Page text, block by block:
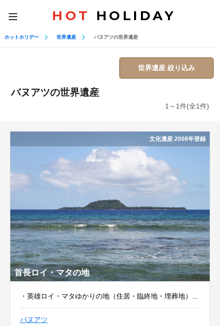
toggle
navigation
HOT HOLIDAY
ホットホリデー 世界遺産 バヌアツの世界遺産
世界遺産 絞り込み
バヌアツの世界遺産
1～1件(全1件)
首長ロイ・マタの地
文化遺産 2008年登録
・英雄ロイ・マタゆかりの地（住居・臨終地・埋葬地）...
バヌアツ